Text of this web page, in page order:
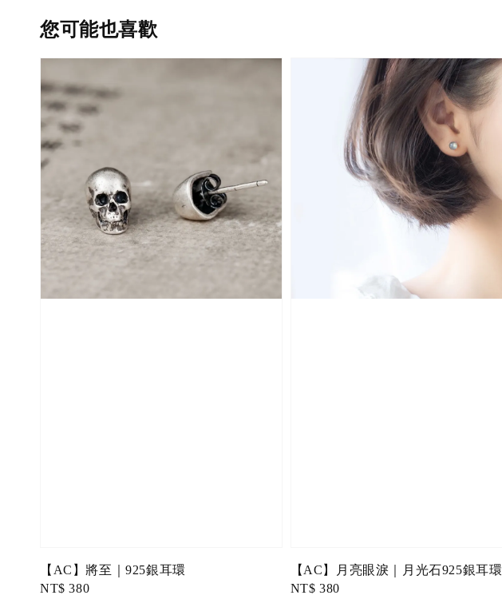
您可能也喜歡
【AC】將至｜925銀耳環
Regular
NT$ 380
【AC】月亮眼淚｜月光石925銀耳環
Regular
NT$ 380